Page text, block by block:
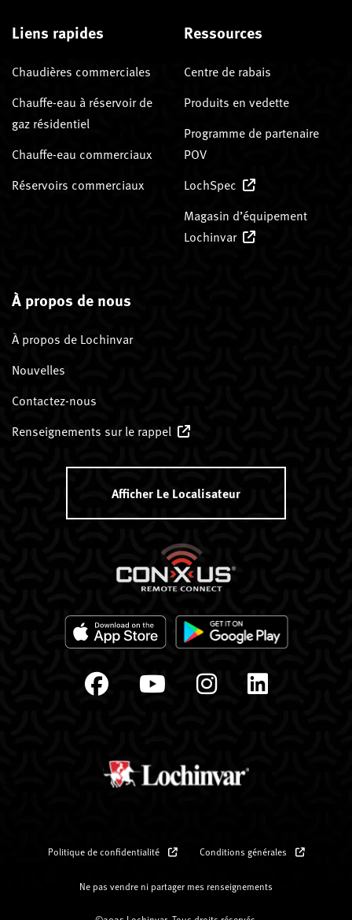
Liens rapides
Chaudières commerciales
Chauffe-eau à réservoir de
gaz résidentiel
Chauffe-eau commerciaux
Réservoirs commerciaux
Ressources
Centre de rabais
Produits en vedette
Programme de partenaire
POV
LochSpec
Magasin d’équipement
Lochinvar
À propos de nous
À propos de Lochinvar
Nouvelles
Contactez-nous
Renseignements sur le rappel
Afficher Le Localisateur
Politique de confidentialité Conditions générales
Ne pas vendre ni partager mes renseignements